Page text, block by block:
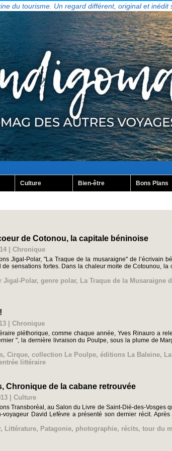
du tourisme. Un regard différent, original et inédit
Culture Bien-être Bons Plans
de Cotonou, la capitale béninoise
Chronique
Jigal-Polar, "La Traque de la musaraigne" de l’écrivain
sensations fortes. Dans la chaleur moite de Cotounou,
Jigal-Polar, genre polar, La Traque de la Musaraigne
Chronique
pléthorique, comme chaque année, Yves Rinauro a
", la dernière livraison du Poulpe, sous la plume de
, Cirque, collection Le Poulpe, éditions La Baleine,
littéraire
Chronique de la cabane retrouvée
Culture
Transboréal, au Salon du Livre de Saint-Dié-des-Vosges
voyageur David Lefèvre a présenté son dernier récit.
, Littérature, Patagonie, photographie, récits, tour du